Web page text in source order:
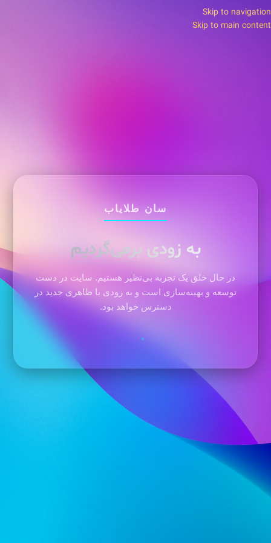
Skip to navigation
Skip to main content
سان طلایاب
به زودی برمی‌گردیم
در حال خلق یک تجربه بی‌نظیر هستیم. سایت در دست
توسعه و بهینه‌سازی است و به زودی با ظاهری جدید در
دسترس خواهد بود.